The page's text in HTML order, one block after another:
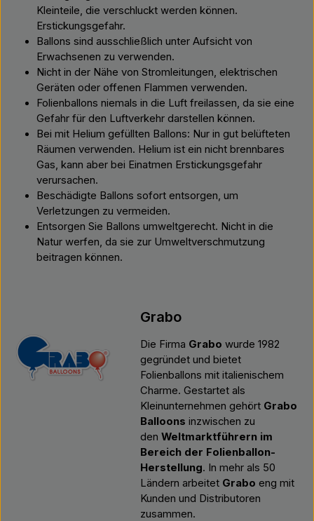
Kleinteile, die verschluckt werden können.
Erstickungsgefahr.
Ballons sind ausschließlich unter Aufsicht von
Erwachsenen zu verwenden.
Nicht in der Nähe von Stromleitungen, elektrischen
Geräten oder offenen Flammen verwenden.
Folienballons niemals in die Luft freilassen, da sie eine
Gefahr für den Luftverkehr darstellen können.
Bei mit Helium gefüllten Ballons: Nur in gut belüfteten
Räumen verwenden. Helium ist ein nicht brennbares
Gas, kann aber bei Einatmen Erstickungsgefahr
verursachen.
Beschädigte Ballons sofort entsorgen, um
Verletzungen zu vermeiden.
Entsorgen Sie Ballons umweltgerecht. Nicht in die
Natur werfen, da sie zur Umweltverschmutzung
beitragen können.
Grabo
Die Firma Grabo wurde 1982
gegründet und bietet
Folienballons mit italienischem
Charme. Gestartet als
Kleinunternehmen gehört Grabo
Balloons inzwischen zu
den Weltmarktführern im
Bereich der Folienballon-
Herstellung. In mehr als 50
Ländern arbeitet Grabo eng mit
Kunden und Distributoren
zusammen.